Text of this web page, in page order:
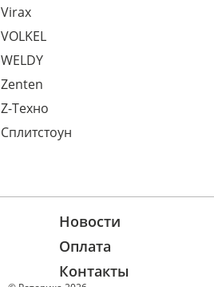
Virax
VOLKEL
WELDY
Zenten
Z-Техно
Сплитстоун
Новости
Оплата
Контакты